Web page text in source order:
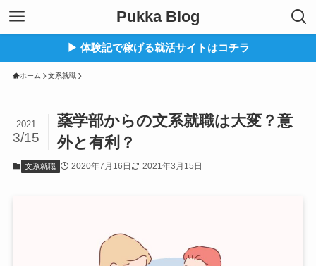
Pukka Blog
▶︎ 体験記で稼げる就活サイトはコチラ
ホーム 文系就職
薬学部からの文系就職は大変？意
外と有利？
2021
3/15
文系就職 2020年7月16日 2021年3月15日